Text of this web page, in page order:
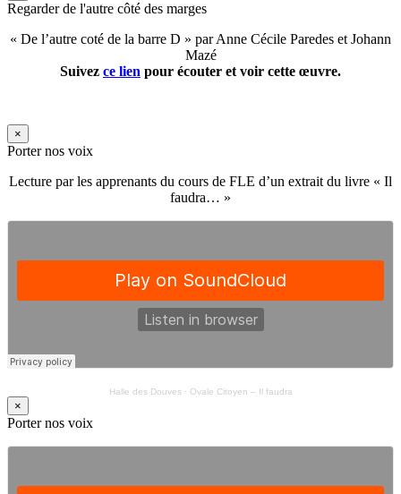
Regarder de l'autre côté des marges
« De l’autre coté de la barre D » par Anne Cécile Paredes et Johann
Mazé
Suivez ce lien pour écouter et voir cette œuvre.
×
Porter nos voix
Lecture par les apprenants du cours de FLE d’un extrait du livre « Il
faudra… »
Halle des Douves· Ovale Citoyen – Il faudra
×
Porter nos voix